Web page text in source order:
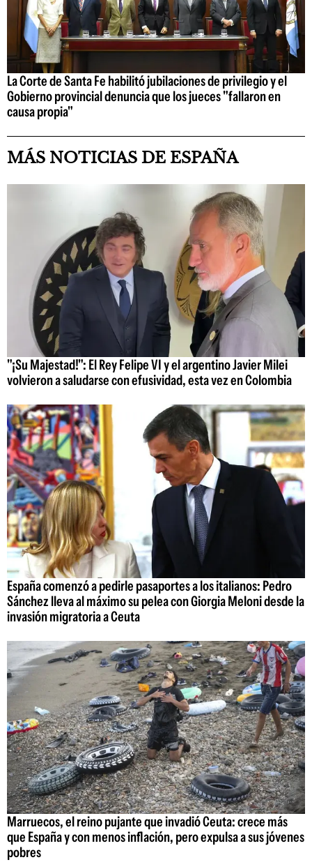
La Corte de Santa Fe habilitó jubilaciones de privilegio y el
Gobierno provincial denuncia que los jueces "fallaron en
causa propia"
MÁS NOTICIAS DE ESPAÑA
"¡Su Majestad!": El Rey Felipe VI y el argentino Javier Milei
volvieron a saludarse con efusividad, esta vez en Colombia
España comenzó a pedirle pasaportes a los italianos: Pedro
Sánchez lleva al máximo su pelea con Giorgia Meloni desde la
invasión migratoria a Ceuta
Marruecos, el reino pujante que invadió Ceuta: crece más
que España y con menos inflación, pero expulsa a sus jóvenes
pobres